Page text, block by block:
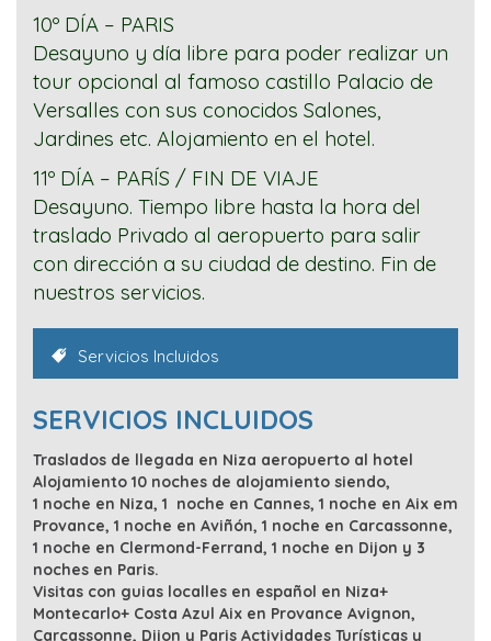
10º DÍA – PARIS
Desayuno y día libre para poder realizar un
tour opcional al famoso castillo Palacio de
Versalles con sus conocidos Salones,
Jardines etc. Alojamiento en el hotel.
11º DÍA – PARÍS / FIN DE VIAJE
Desayuno. Tiempo libre hasta la hora del
traslado Privado al aeropuerto para salir
con dirección a su ciudad de destino. Fin de
nuestros servicios.
Servicios Incluidos
SERVICIOS INCLUIDOS
Traslados de llegada en Niza aeropuerto al hotel
Alojamiento 10 noches de alojamiento siendo,
1 noche en Niza, 1 noche en Cannes, 1 noche en Aix em
Provance, 1 noche en Aviñón, 1 noche en Carcassonne,
1 noche en Clermond-Ferrand, 1 noche en Dijon y 3
noches en Paris.
Visitas con guias localles en español en Niza+
Montecarlo+ Costa Azul Aix en Provance Avignon,
Carcassonne, Dijon y Paris Actividades Turísticas y